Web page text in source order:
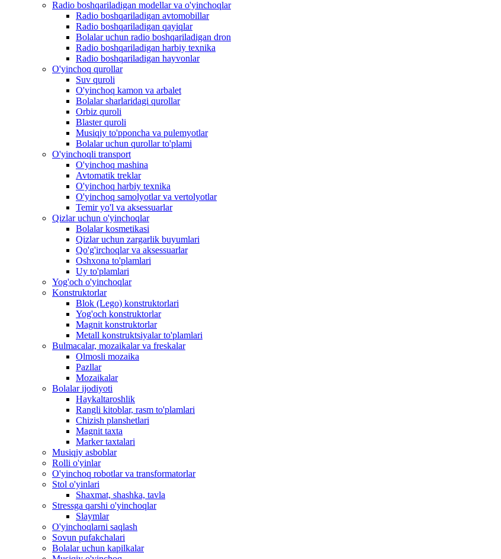
Radio boshqariladigan modellar va o'yinchoqlar
Radio boshqariladigan avtomobillar
Radio boshqariladigan qayiqlar
Bolalar uchun radio boshqariladigan dron
Radio boshqariladigan harbiy texnika
Radio boshqariladigan hayvonlar
O'yinchoq qurollar
Suv quroli
O'yinchoq kamon va arbalet
Bolalar sharlaridagi qurollar
Orbiz quroli
Blaster quroli
Musiqiy to'pponcha va pulemyotlar
Bolalar uchun qurollar to'plami
O'yinchoqli transport
O'yinchoq mashina
Avtomatik treklar
O'yinchoq harbiy texnika
O'yinchoq samolyotlar va vertolyotlar
Temir yo'l va aksessuarlar
Qizlar uchun o'yinchoqlar
Bolalar kosmetikasi
Qizlar uchun zargarlik buyumlari
Qo'g'irchoqlar va aksessuarlar
Oshxona to'plamlari
Uy to'plamlari
Yog'och o'yinchoqlar
Konstruktorlar
Blok (Lego) konstruktorlari
Yog'och konstruktorlar
Magnit konstruktorlar
Metall konstruktsiyalar to'plamlari
Bulmacalar, mozaikalar va freskalar
Olmosli mozaika
Pazllar
Mozaikalar
Bolalar ijodiyoti
Haykaltaroshlik
Rangli kitoblar, rasm to'plamlari
Chizish planshetlari
Magnit taxta
Marker taxtalari
Musiqiy asboblar
Rolli o'yinlar
O'yinchoq robotlar va transformatorlar
Stol o'yinlari
Shaxmat, shashka, tavla
Stressga qarshi o'yinchoqlar
Slaymlar
O'yinchoqlarni saqlash
Sovun pufakchalari
Bolalar uchun kapilkalar